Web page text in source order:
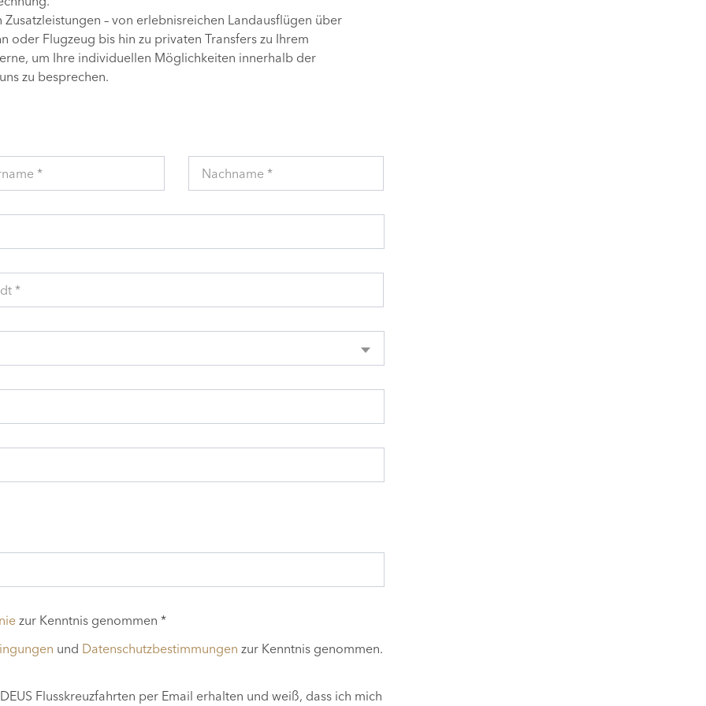
– von erlebnisreichen Landausflügen über
Flugzeug bis hin zu privaten Transfers zu Ihrem
um Ihre individuellen Möglichkeiten innerhalb der
zu besprechen.
* Nachname *
*
zur Kenntnis genommen *
und Datenschutzbestimmungen zur Kenntnis genommen.
Flusskreuzfahrten per Email erhalten und weiß, dass ich mich